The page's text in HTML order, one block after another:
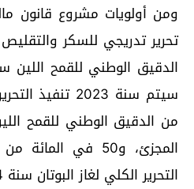
تحرير تدريجي للسكر
سيتم سنة 2023
من الدقيق الوطني للقمح
المجزئ، و50 في
التحرير الكلي لغاز البوتان سنة 2024.